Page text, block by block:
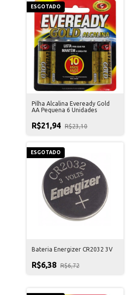
ESGOTADO
Pilha Alcalina Eveready Gold
AA Pequena 6 Unidades
R$21,94 R$23,10
ESGOTADO
Bateria Energizer CR2032 3V
R$6,38 R$6,72